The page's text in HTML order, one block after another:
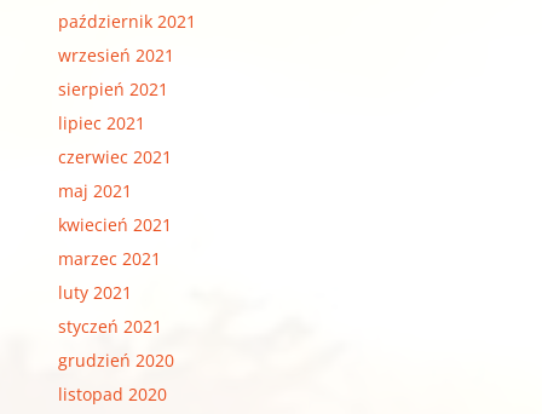
październik 2021
wrzesień 2021
sierpień 2021
lipiec 2021
czerwiec 2021
maj 2021
kwiecień 2021
marzec 2021
luty 2021
styczeń 2021
grudzień 2020
listopad 2020